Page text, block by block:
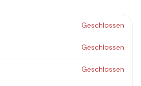
Geschlossen
Geschlossen
Geschlossen